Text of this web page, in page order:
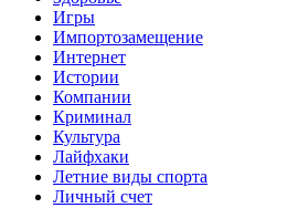
Игры
Импортозамещение
Интернет
Истории
Компании
Криминал
Культура
Лайфхаки
Летние виды спорта
Личный счет